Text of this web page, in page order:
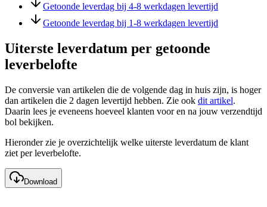
Getoonde leverdag bij 4-8 werkdagen levertijd
Getoonde leverdag bij 1-8 werkdagen levertijd
Uiterste leverdatum per getoonde
leverbelofte
De conversie van artikelen die de volgende dag in huis zijn, is hoger
dan artikelen die 2 dagen levertijd hebben. Zie ook dit artikel.
Daarin lees je eveneens hoeveel klanten voor en na jouw verzendtijd
bol bekijken.
Hieronder zie je overzichtelijk welke uiterste leverdatum de klant
ziet per leverbelofte.
Download